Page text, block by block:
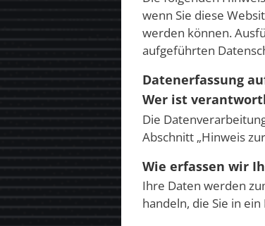
wenn Sie diese
werden können.
aufgeführten
Datenerfassung
Wer ist
Die
Abschnitt „Hinweis
Wie erfassen wir
Ihre Daten werden
handeln, die Sie in